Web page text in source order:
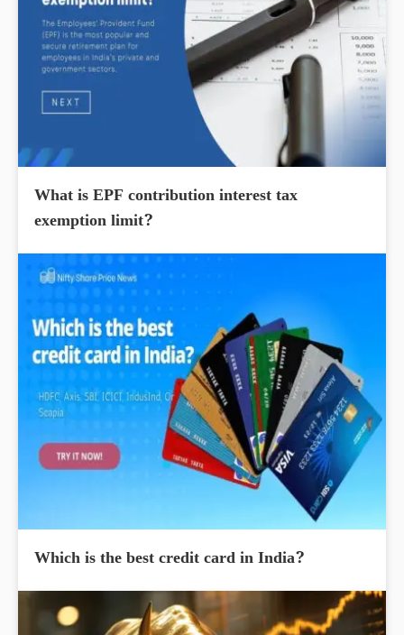
What is EPF contribution interest tax
exemption limit?
Which is the best credit card in India?